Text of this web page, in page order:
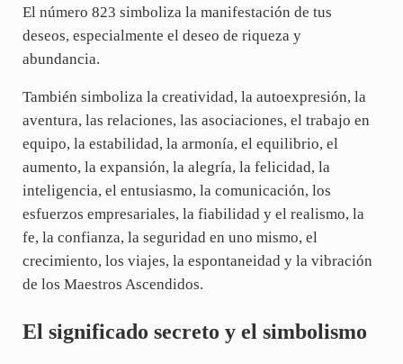
El número 823 simboliza la manifestación de tus
deseos, especialmente el deseo de riqueza y
abundancia.
También simboliza la creatividad, la autoexpresión, la
aventura, las relaciones, las asociaciones, el trabajo en
equipo, la estabilidad, la armonía, el equilibrio, el
aumento, la expansión, la alegría, la felicidad, la
inteligencia, el entusiasmo, la comunicación, los
esfuerzos empresariales, la fiabilidad y el realismo, la
fe, la confianza, la seguridad en uno mismo, el
crecimiento, los viajes, la espontaneidad y la vibración
de los Maestros Ascendidos.
El significado secreto y el simbolismo